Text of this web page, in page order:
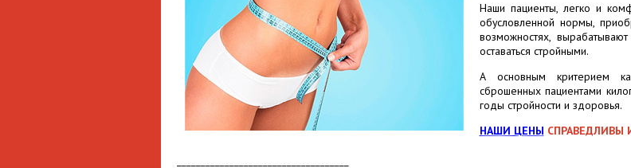
Наши пациенты, легко и
обусловленной нормы,
возможностях,
оставаться стройными.
А основным критерием
сброшенных пациентами
годы стройности и здоровья.
НАШИ ЦЕНЫ СПРАВЕДЛИВЫ